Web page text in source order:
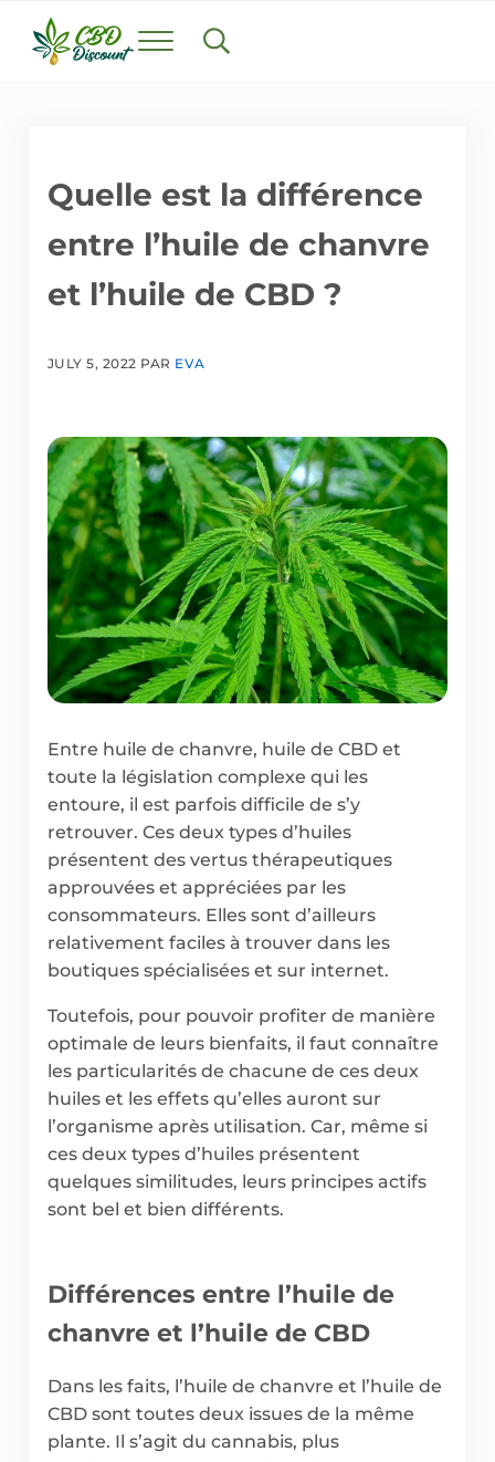
Menu Search...
Quelle est la différence
entre l’huile de chanvre
et l’huile de CBD ?
JULY 5, 2022 PAR EVA
Entre huile de chanvre, huile de CBD et
toute la législation complexe qui les
entoure, il est parfois difficile de s’y
retrouver. Ces deux types d’huiles
présentent des vertus thérapeutiques
approuvées et appréciées par les
consommateurs. Elles sont d’ailleurs
relativement faciles à trouver dans les
boutiques spécialisées et sur internet.
Toutefois, pour pouvoir profiter de manière
optimale de leurs bienfaits, il faut connaître
les particularités de chacune de ces deux
huiles et les effets qu’elles auront sur
l’organisme après utilisation. Car, même si
ces deux types d’huiles présentent
quelques similitudes, leurs principes actifs
sont bel et bien différents.
Différences entre l’huile de
chanvre et l’huile de CBD
Dans les faits, l’huile de chanvre et l’huile de
CBD sont toutes deux issues de la même
plante. Il s’agit du cannabis, plus